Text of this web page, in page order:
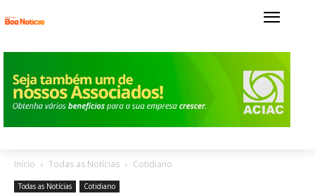
Início Todas as Notícias Cotidiano
Todas as Notícias Cotidiano